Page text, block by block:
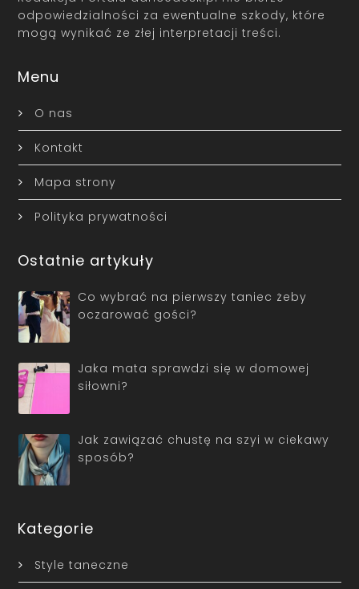
odpowiedzialności za ewentualne szkody, które
mogą wynikać ze złej interpretacji treści.
Menu
O nas
Kontakt
Mapa strony
Polityka prywatności
Ostatnie artykuły
Co wybrać na pierwszy taniec żeby
oczarować gości?
Jaka mata sprawdzi się w domowej
siłowni?
Jak zawiązać chustę na szyi w ciekawy
sposób?
Kategorie
Style taneczne